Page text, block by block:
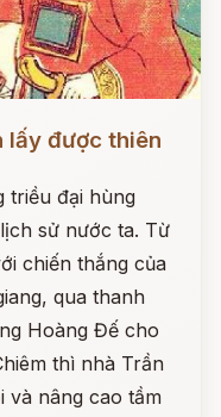
lấy được thiên
triều đại hùng
sử nước ta. Từ
chiến thắng của
qua thanh
Hoàng Đế cho
thì nhà Trần
và nâng cao tầm